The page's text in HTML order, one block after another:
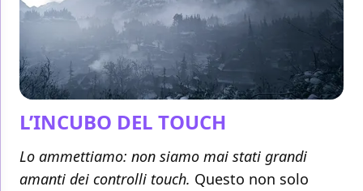
L’INCUBO DEL TOUCH
Lo ammettiamo: non siamo mai stati grandi
amanti dei controlli touch. Questo non solo